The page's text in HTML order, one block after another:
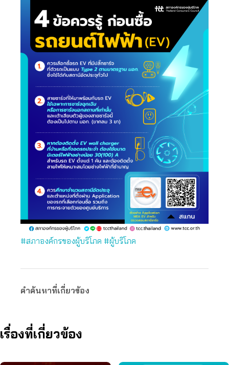
#สภาองค์กรของผู้บริโภค #ผู้บริโภค
คำค้นหาที่เกี่ยวข้อง
เรื่องที่เกี่ยวข้อง